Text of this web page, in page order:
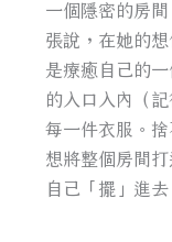
一個隱密的房
張說，在她的
是療癒自己的
的入口入內（
每一件衣服。
想將整個房間
自己「擺」進